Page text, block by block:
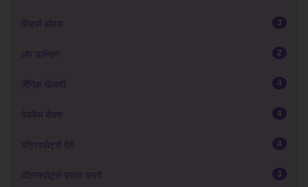
रिव्हर्स ओरल 3
लॅप डान्सिंग 2
लैंगिक खेळणी 4
वेबकॅम सेक्स 4
वॉटरस्पोर्ट्स देणे 4
वॉटरस्पोर्ट्स प्राप्त करणे 3